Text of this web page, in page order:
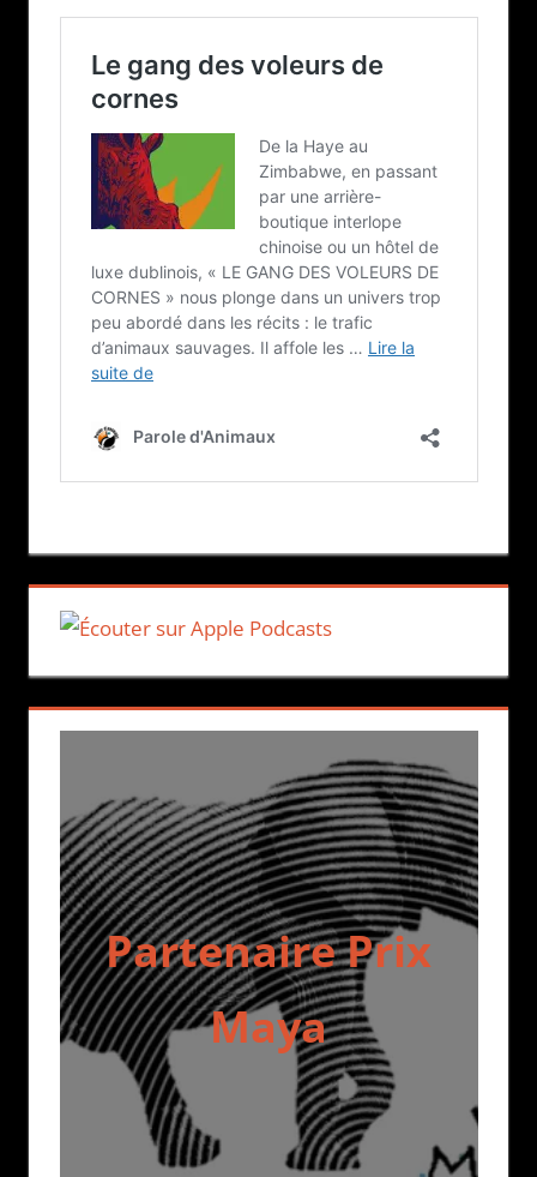
Partenaire Prix
Maya